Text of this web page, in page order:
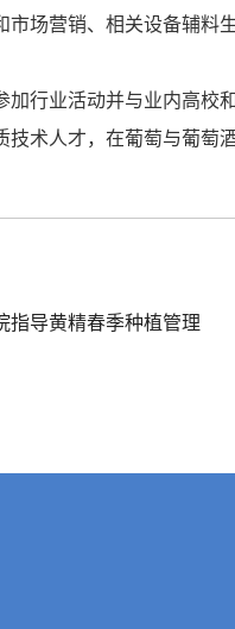
场营销、相关设备辅料
行业活动并与业内高
术人才，在葡萄与葡萄
指导黄精春季种植管理